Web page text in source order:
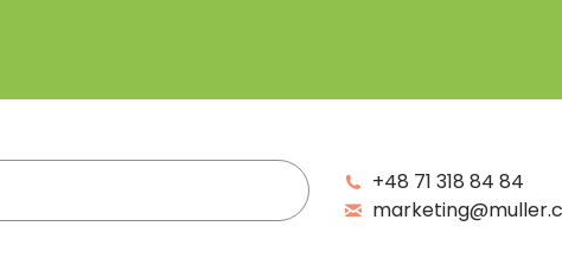
+48 71 318 84 84